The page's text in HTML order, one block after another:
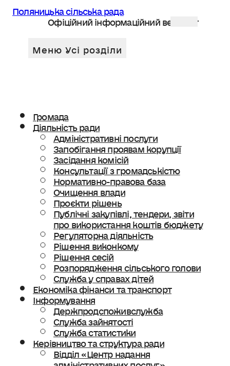
Поляницька сільська рада
Офіційний інформаційний веб сайт
Громада
Діяльність ради
Адміністративні послуги
Запобігання проявам корупції
Засідання комісій
Консультації з громадськістю
Нормативно-правова база
Очищення влади
Проєкти рішень
Публічні закупівлі, тендери, звіти
про використання коштів бюджету
Регуляторна діяльність
Рішення виконкому
Рішення сесій
Розпорядження сільського голови
Служба у справах дітей
Економіка фінанси та транспорт
Інформування
Держпродспоживслужба
Служба зайнятості
Служба статистики
Керівництво та структура ради
Відділ «Центр надання